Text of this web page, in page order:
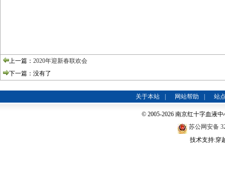
上一篇： 2020年迎新春联欢会
下一篇：没有了
关于本站 网站帮助 站
© 2005-2026 南京红十字血液
苏公网安备
技术支持:穿